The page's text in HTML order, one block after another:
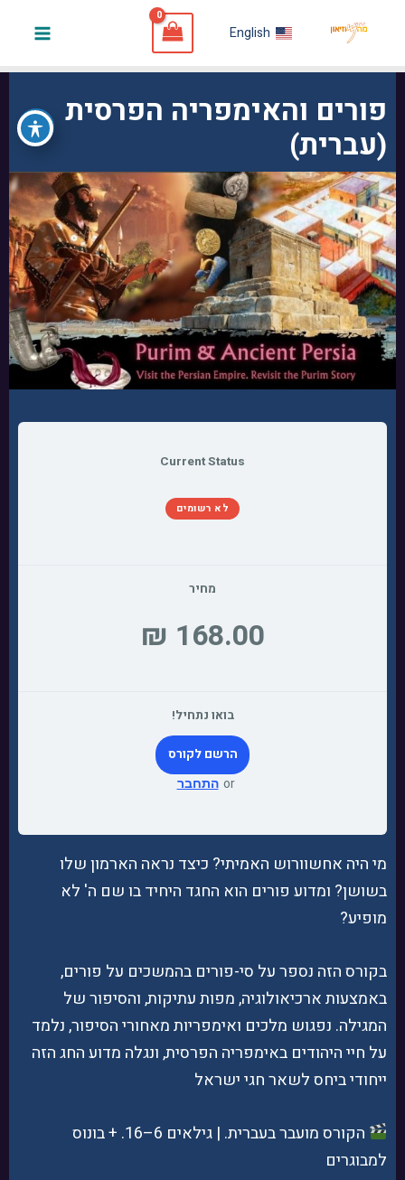
English
פורים והאימפריה הפרסית
(עברית)
Current Status
לא רשומים
מחיר
בואו נתחיל!
הרשם לקורס
or התחבר
מי היה אחשוורוש האמיתי? כיצד נראה הארמון שלו
בשושן? ומדוע פורים הוא החגד היחיד בו שם ה' לא
מופיע?
בקורס הזה נספר על סי-פורים בהמשכים על פורים,
באמצעות ארכיאולוגיה, מפות עתיקות, והסיפור של
המגילה. נפגוש מלכים ואימפריות מאחורי הסיפור, נלמד
על חיי היהודים באימפריה הפרסית, ונגלה מדוע החג הזה
ייחודי ביחס לשאר חגי ישראל
הקורס מועבר בעברית. | גילאים 6–16. + בונוס
למבוגרים